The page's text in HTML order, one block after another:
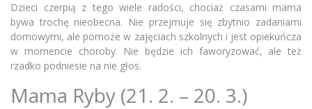
Dzieci czerpią z tego wiele radości, chociaż czasami mama
bywa trochę nieobecna. Nie przejmuje się zbytnio zadaniami
domowymi, ale pomoże w zajęciach szkolnych i jest opiekuńcza
w momencie choroby. Nie będzie ich faworyzować, ale też
rzadko podniesie na nie głos.
Mama Ryby (21. 2. – 20. 3.)